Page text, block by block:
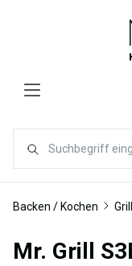
Backen / Kochen Grill
Mr. Grill